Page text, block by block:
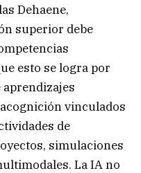
Dehaene,
superior debe
esto se logra por
vinculados
de
simulaciones
La IA no